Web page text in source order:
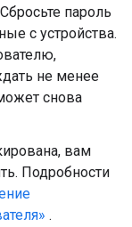
пароль
с устройства.
не менее
снова
вам
Подробности
.